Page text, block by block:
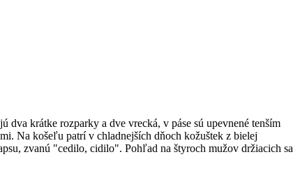
krátke rozparky a dve vrecká, v páse sú upevnené tenším
Na košeľu patrí v chladnejších dňoch kožuštek z bielej
zvanú "cedilo, cidilo". Pohľad na štyroch mužov držiacich sa